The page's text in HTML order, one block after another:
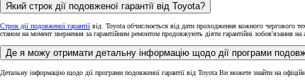
Який строк дії подовженої гарантії від Toyota?
Строк дії подовженої гарантії від Toyota обчислюється від дати проходження кожного чергового
станом на момент звернення за гарантійним ремонтом продовжують діяти гарантійні зобов'язання
Де я можу отримати детальну інформацію щодо дії програми
Детальну інформацію щодо дії програми подовженої гарантії від Toyota Ви можете знайти на